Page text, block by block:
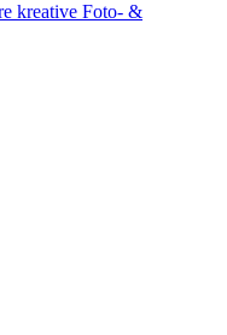
kreative Foto- &